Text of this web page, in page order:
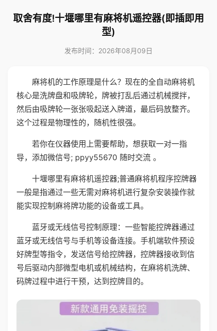
取舍有度!十堰哪里有麻将机遥控器(即插即用
型)
发布时间：2026年08月09日
麻将机的工作原理是什么？现在的全自动麻将机
核心是洗牌盘和吸牌轮，牌被打乱后通过机械搅拌，
然后由吸牌轮一张张吸起送入牌道，最后码放整齐。
这个过程是物理性的，随机性很强。
若你在仪器使用上需要帮助，想获取一对一指
导，添加微信号; ppyy55670 随时交流 。
十堰哪里有麻将机遥控器;普通麻将机程序控牌器
一般是指通过一些无需对麻将机进行复杂安装操作就
能实现控制麻将牌功能的设备或工具。
蓝牙或无线信号控制原理：一些智能控牌器通过
蓝牙或无线信号与手机等设备连接。手机端软件预设
好牌型等指令，发送信号给控牌器，控牌器接收到信
号后驱动内部微型电机或机械结构，在麻将机洗牌、
码牌过程中进行干预，达到控牌目的。